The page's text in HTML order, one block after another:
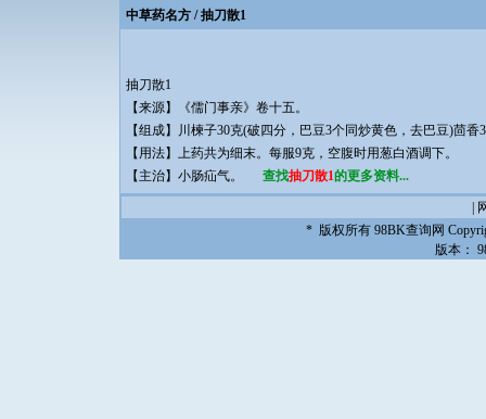
中草药名方 / 抽刀散1
抽刀散1
【来源】《儒门事亲》卷十五。
【组成】川楝子30克(破四分，巴豆3个同炒黄色，去巴豆)茴
【用法】上药共为细末。每服9克，空腹时用葱白酒调下。
【主治】小肠疝气。
查找抽刀散1的更多资料...
* 版权所有 98BK查询网
版本：